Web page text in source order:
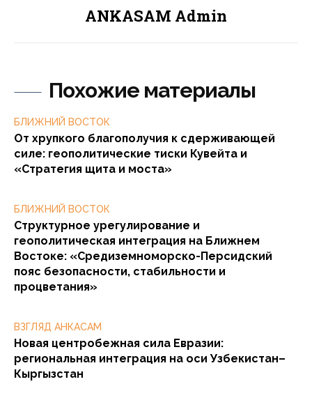
Похожие материалы
БЛИЖНИЙ ВОСТОК
От хрупкого благополучия к сдерживающей
силе: геополитические тиски Кувейта и
«Стратегия щита и моста»
БЛИЖНИЙ ВОСТОК
Структурное урегулирование и
геополитическая интеграция на Ближнем
Востоке: «Средиземноморско-Персидский
пояс безопасности, стабильности и
процветания»
ВЗГЛЯД АНКАСАМ
Новая центробежная сила Евразии:
региональная интеграция на оси Узбекистан–
Кыргызстан
ANKASAM Admin